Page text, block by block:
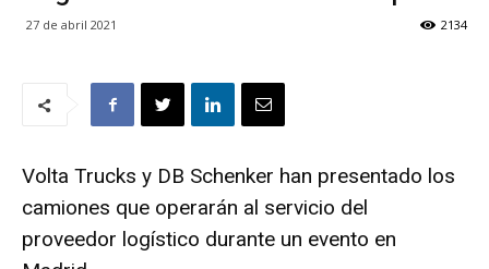
27 de abril 2021 2134
Volta Trucks y DB Schenker han presentado los
camiones que operarán al servicio del
proveedor logístico durante un evento en